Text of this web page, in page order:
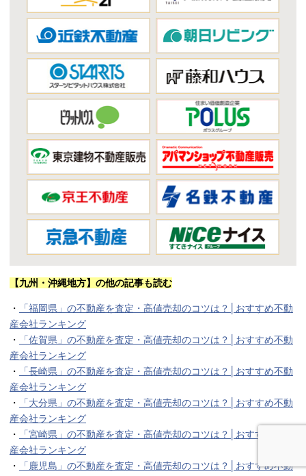
【九州・沖縄地方】の他の記事も読む
・
「福岡県」の不動産を査定・高値売却のコツは？│おすすめ不動
産会社ランキング
・
「佐賀県」の不動産を査定・高値売却のコツは？│おすすめ不動
産会社ランキング
・
「長崎県」の不動産を査定・高値売却のコツは？│おすすめ不動
産会社ランキング
・
「大分県」の不動産を査定・高値売却のコツは？│おすすめ不動
産会社ランキング
・
「宮崎県」の不動産を査定・高値売却のコツは？│おすすめ不動
産会社ランキング
・
「鹿児島」の不動産を査定・高値売却のコツは？│おすすめ不動